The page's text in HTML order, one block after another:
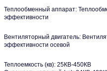
Теплообменный аппарат:
эффективности
Вентиляторный двигатель:
эффективности осевой
Теплоемкость (кв): 25КВ-450КВ